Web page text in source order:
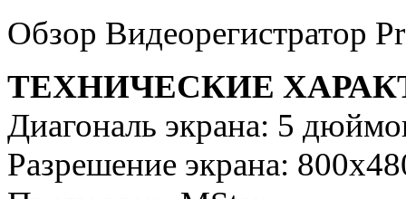
Обзор Видеорегистратор
ТЕХНИЧЕСКИЕ
Диагональ экрана: 5
Разрешение экрана: